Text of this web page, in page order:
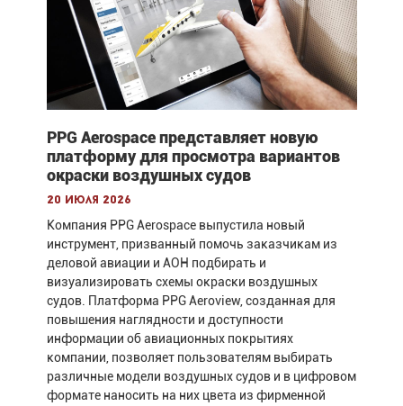
PPG Aerospace представляет новую
платформу для просмотра вариантов
окраски воздушных судов
20 июля 2026
Компания PPG Aerospace выпустила новый
инструмент, призванный помочь заказчикам из
деловой авиации и АОН подбирать и
визуализировать схемы окраски воздушных
судов. Платформа PPG Aeroview, созданная для
повышения наглядности и доступности
информации об авиационных покрытиях
компании, позволяет пользователям выбирать
различные модели воздушных судов и в цифровом
формате наносить на них цвета из фирменной